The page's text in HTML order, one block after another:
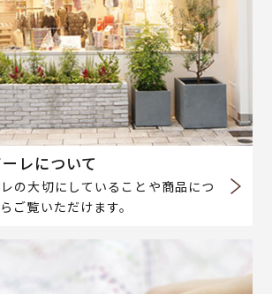
レについて
の大切にしていることや商品につ
ご覧いただけます。